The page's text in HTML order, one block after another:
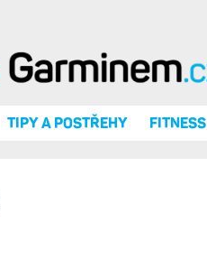
TIPY A POSTŘEHY FITNESS